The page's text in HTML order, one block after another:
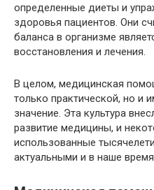
определенные диеты и
здоровья пациентов. Они
баланса в организме
восстановления и лечения.
В целом, медицинская
только практической, но и
значение. Эта культура
развитие медицины, и
использованные
актуальными и в наше время.